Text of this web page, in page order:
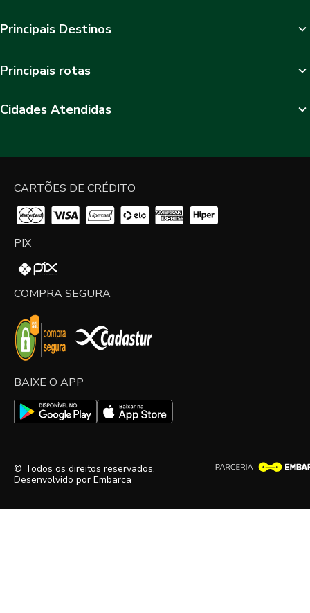
Principais Destinos
Principais rotas
Cidades Atendidas
CARTÕES DE CRÉDITO
PIX
COMPRA SEGURA
BAIXE O APP
© Todos os direitos reservados.
Desenvolvido por Embarca